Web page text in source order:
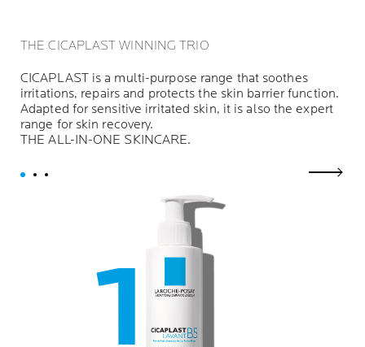
THE CICAPLAST WINNING TRIO
CICAPLAST is a multi-purpose range that soothes
irritations, repairs and protects the skin barrier function.
Adapted for sensitive irritated skin, it is also the expert
range for skin recovery.
THE ALL-IN-ONE SKINCARE.
next